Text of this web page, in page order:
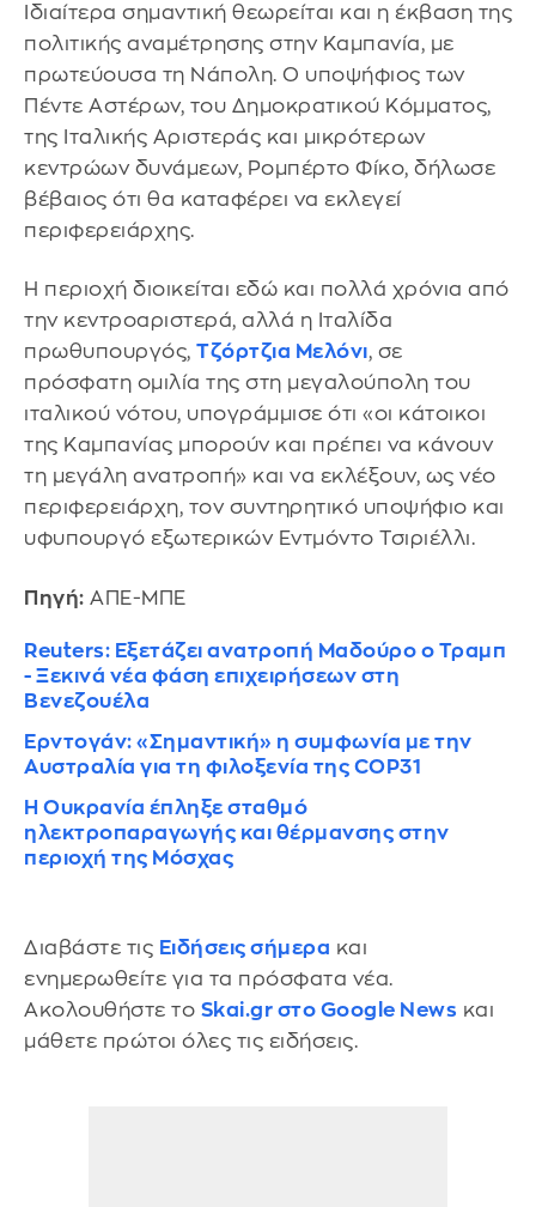
Ιδιαίτερα σημαντική θεωρείται και η έκβαση της
πολιτικής αναμέτρησης στην Καμπανία, με
πρωτεύουσα τη Νάπολη. Ο υποψήφιος των
Πέντε Αστέρων, του Δημοκρατικού Κόμματος,
της Ιταλικής Αριστεράς και μικρότερων
κεντρώων δυνάμεων, Ρομπέρτο Φίκο, δήλωσε
βέβαιος ότι θα καταφέρει να εκλεγεί
περιφερειάρχης.
Η περιοχή διοικείται εδώ και πολλά χρόνια από
την κεντροαριστερά, αλλά η Ιταλίδα
πρωθυπουργός, Τζόρτζια Μελόνι, σε
πρόσφατη ομιλία της στη μεγαλούπολη του
ιταλικού νότου, υπογράμμισε ότι «οι κάτοικοι
της Καμπανίας μπορούν και πρέπει να κάνουν
τη μεγάλη ανατροπή» και να εκλέξουν, ως νέο
περιφερειάρχη, τον συντηρητικό υποψήφιο και
υφυπουργό εξωτερικών Εντμόντο Τσιριέλλι.
Πηγή: ΑΠΕ-ΜΠΕ
Reuters: Εξετάζει ανατροπή Μαδούρο ο Τραμπ
- Ξεκινά νέα φάση επιχειρήσεων στη
Βενεζουέλα
Ερντογάν: «Σημαντική» η συμφωνία με την
Αυστραλία για τη φιλοξενία της COP31
Η Ουκρανία έπληξε σταθμό
ηλεκτροπαραγωγής και θέρμανσης στην
περιοχή της Μόσχας
Διαβάστε τις Ειδήσεις σήμερα και
ενημερωθείτε για τα πρόσφατα νέα.
Ακολουθήστε το Skai.gr στο Google News και
μάθετε πρώτοι όλες τις ειδήσεις.